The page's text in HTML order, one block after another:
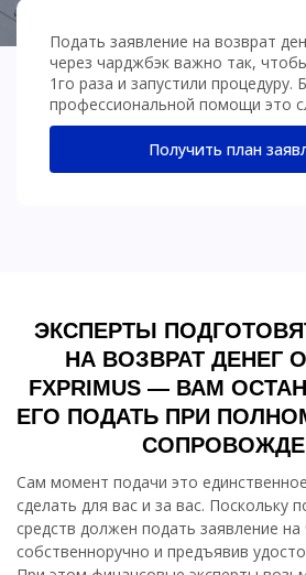
Подать заявление на возврат
через чарджбэк важно так,
1го раза и запустили процедуру.
профессиональной помощи это
Получить план
ЭКСПЕРТЫ
НА ВОЗВРАТ ДЕНЕГ
FXPRIMUS — ВАМ
ЕГО ПОДАТЬ ПРИ
Сам момент подачи это
сделать для вас и за вас. Поскольку
средств должен подать заявление
собственноручно и предъявив